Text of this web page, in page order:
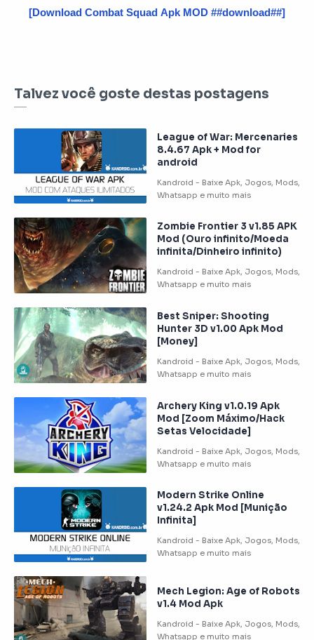
[Download Combat Squad Apk MOD ##download##]
Talvez você goste destas postagens
League of War: Mercenaries
8.4.67 Apk + Mod for
android
Zombie Frontier 3 v1.85 APK
Mod (Ouro infinito/Moeda
infinita/Dinheiro infinito)
Best Sniper: Shooting
Hunter 3D v1.00 Apk Mod
[Money]
Archery King v1.0.19 Apk
Mod [Zoom Máximo/Hack
Setas Velocidade]
Modern Strike Online
v1.24.2 Apk Mod [Munição
Infinita]
Mech Legion: Age of Robots
v1.4 Mod Apk